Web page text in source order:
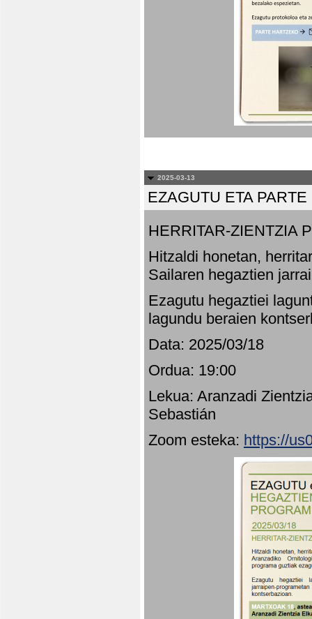
2025-03-13
EZAGUTU ETA
HERRITAR-ZIENTZIA
Hitzaldi honetan,
Sailaren hegaztien
Ezagutu hegaztiei
lagundu beraien
Data: 2025/03/18
Ordua: 19:00
Lekua: Aranzadi
Sebastián
Zoom esteka: https://